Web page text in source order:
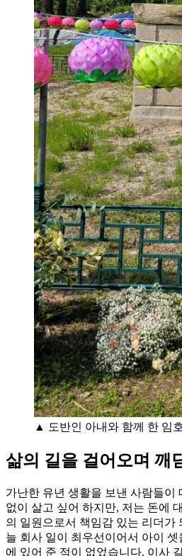
▲ 도반인 아내와 함께 한 임
삶의 길을 걸어오며 깨
가난한 유년 생활을 보낸 사람들이
없이 살고 싶어 하지만, 저는 돈에
의 일원으로서 책임감 있는 리더가
늘 회사 일이 최우선이어서 아이
에 있어 준 적이 없었습니다. 이사